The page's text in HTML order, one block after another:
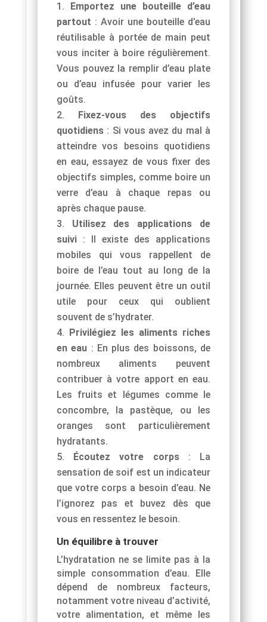
Emportez une bouteille d’eau
partout : Avoir une bouteille d’eau
réutilisable à portée de main peut
vous inciter à boire régulièrement.
Vous pouvez la remplir d’eau plate
ou d’eau infusée pour varier les
goûts.
Fixez-vous des objectifs
quotidiens: Si vous avez du mal à
atteindre vos besoins quotidiens
en eau, essayez de vous fixer des
objectifs simples, comme boire un
verre d’eau à chaque repas ou
après chaque pause.
Utilisez des applications de
suivi: Il existe des applications
mobiles qui vous rappellent de
boire de l’eau tout au long de la
journée. Elles peuvent être un outil
utile pour ceux qui oublient
souvent de s’hydrater.
Privilégiez les aliments riches
en eau : En plus des boissons, de
nombreux aliments peuvent
contribuer à votre apport en eau.
Les fruits et légumes comme le
concombre, la pastèque, ou les
oranges sont particulièrement
hydratants.
Écoutez votre corps: La
sensation de soif est un indicateur
que votre corps a besoin d’eau. Ne
l’ignorez pas et buvez dès que
vous en ressentez le besoin.
Un équilibre à trouver
L’hydratation ne se limite pas à la
simple consommation d’eau. Elle
dépend de nombreux facteurs,
notamment votre niveau d’activité,
votre alimentation, et même les